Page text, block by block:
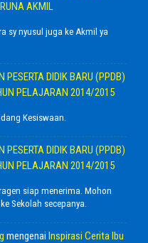
AKMIL
sy nyusul juga ke Akmil ya
PESERTA DIDIK BARU (PPDB)
PELAJARAN 2014/2015
Kesiswaan.
PESERTA DIDIK BARU (PPDB)
PELAJARAN 2014/2015
siap menerima. Mohon
Sekolah secepanya.
mengenai Inspirasi Cerita Ibu